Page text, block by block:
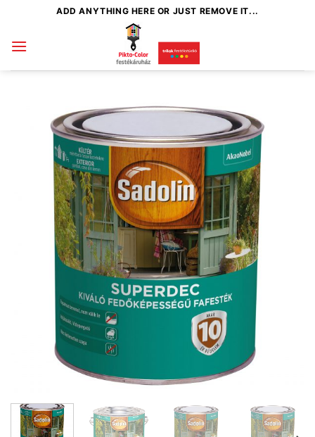
content
ADD ANYTHING HERE OR JUST REMOVE IT...